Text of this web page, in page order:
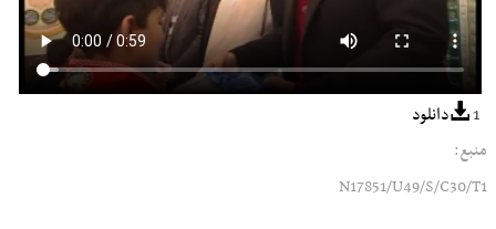
1 دانلود
منبع:
N17851/U49/S/C30/T1